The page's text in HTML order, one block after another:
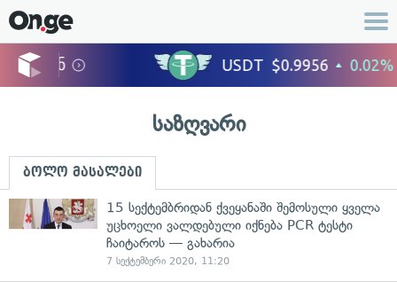
საზღვარი
ბოლო მასალები
15 სექტემბრიდან ქვეყანაში შემოსული ყველა
უცხოელი ვალდებული იქნება PCR ტესტი
ჩაიტაროს — გახარია
7 სექტემბერი 2020, 11:20